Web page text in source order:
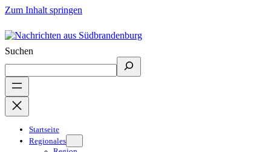
Zum Inhalt springen
Suchen
Startseite
Regionales